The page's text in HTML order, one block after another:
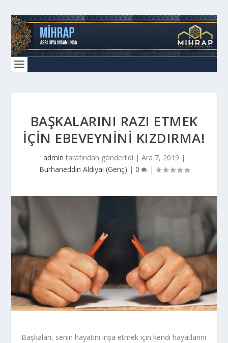
BAŞKALARINI RAZI ETMEK
IÇIN EBEVEYNINI KIZDIRMA!
admin tarafından gönderildi | Ara 7, 2019 |
Burhaneddin Aldiyai (Genç) | 0 |
Başkaları, senin hayatını inşa etmek için kendi hayatlarını